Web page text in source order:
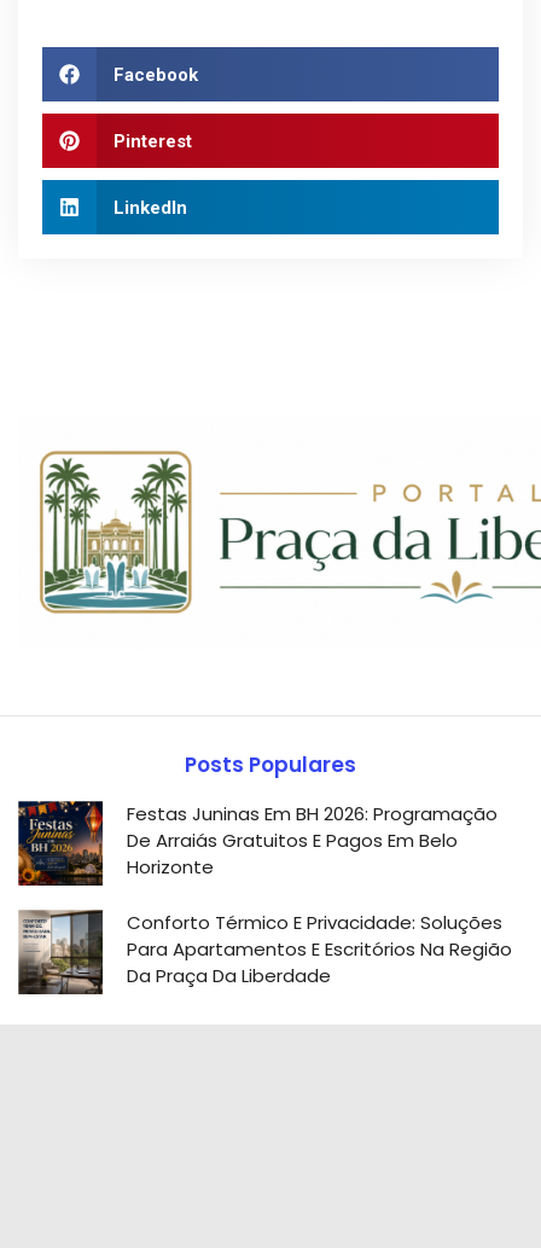
Facebook
Pinterest
LinkedIn
Posts Populares
Festas Juninas Em BH 2026: Programação
De Arraiás Gratuitos E Pagos Em Belo
Horizonte
Conforto Térmico E Privacidade: Soluções
Para Apartamentos E Escritórios Na Região
Da Praça Da Liberdade